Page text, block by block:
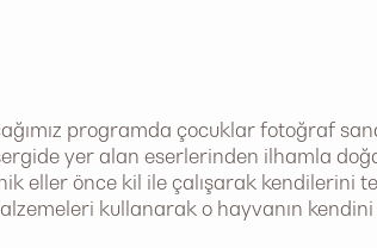
programda çocuklar fotoğraf
yer alan eserlerinden ilhamla
eller önce kil ile çalışarak kendilerini
kullanarak o hayvanın